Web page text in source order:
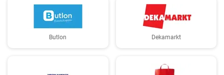
Butlon Dekamarkt